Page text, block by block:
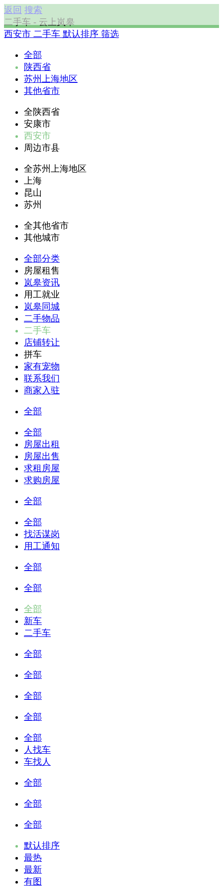
返回 搜索
二手车 - 云上岚皋
西安市 二手车 默认排序 筛选
全部
陕西省
苏州上海地区
其他省市
全陕西省
安康市
西安市
周边市县
全苏州上海地区
上海
昆山
苏州
全其他省市
其他城市
全部分类
房屋租售
岚皋资讯
用工就业
岚皋同城
二手物品
二手车
店铺转让
拼车
家有宠物
联系我们
商家入驻
全部
全部
房屋出租
房屋出售
求租房屋
求购房屋
全部
全部
找活谋岗
用工通知
全部
全部
全部
新车
二手车
全部
全部
全部
全部
全部
人找车
车找人
全部
全部
全部
默认排序
最热
最新
有图